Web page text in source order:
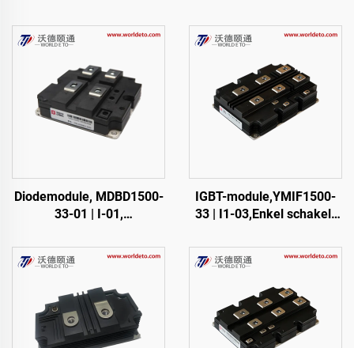
Diodemodule, MDBD1500-
33-01 | I-01,
IGBT-module,YMIF1500-
33 | I1-03,Enkel schakel-